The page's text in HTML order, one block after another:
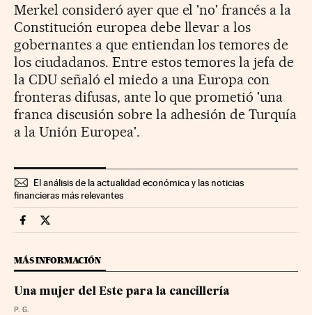
Merkel consideró ayer que el 'no' francés a la
Constitución europea debe llevar a los
gobernantes a que entiendan los temores de
los ciudadanos. Entre estos temores la jefa de
la CDU señaló el miedo a una Europa con
fronteras difusas, ante lo que prometió 'una
franca discusión sobre la adhesión de Turquía
a la Unión Europea'.
El análisis de la actualidad económica y las noticias
financieras más relevantes
Economia Cinco Días en Facebook
Economia Cinco Días en Twitter
MÁS INFORMACIÓN
Una mujer del Este para la cancillería
P. G.